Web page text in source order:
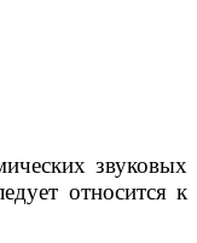
звуковых
относится к